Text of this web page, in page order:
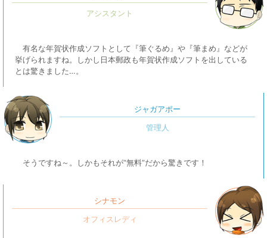
有名な年賀状作成ソフトとして『筆ぐるめ』や『筆まめ』などが
挙げられますね。しかし日本郵政も年賀状作成ソフトを出している
とは驚きました…。
ジャガアポー
そうですね～。しかもそれが“無料”だから驚きです！
シナモン